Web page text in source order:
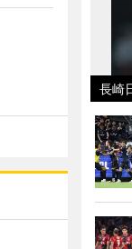
長崎